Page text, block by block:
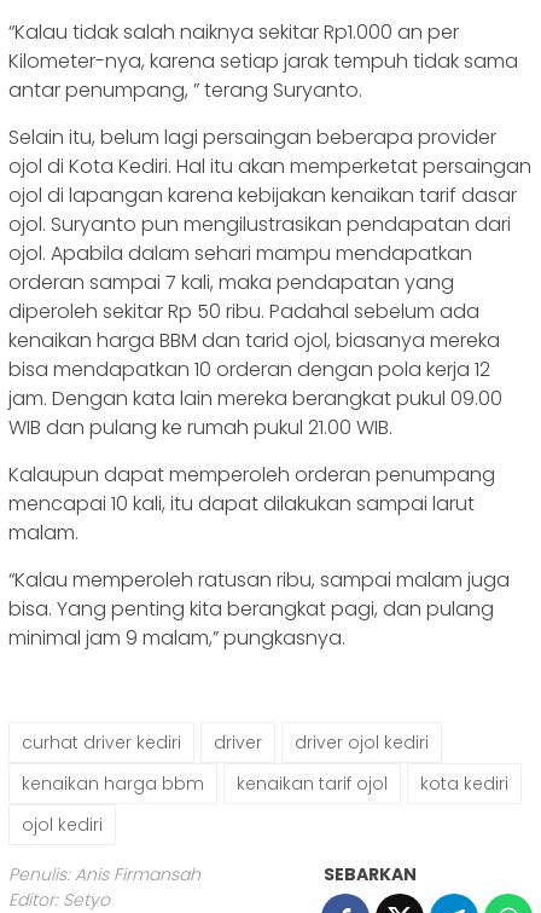
“Kalau tidak salah naiknya sekitar Rp1.000 an per
Kilometer-nya, karena setiap jarak tempuh tidak sama
antar penumpang, ” terang Suryanto.
Selain itu, belum lagi persaingan beberapa provider
ojol di Kota Kediri. Hal itu akan memperketat persaingan
ojol di lapangan karena kebijakan kenaikan tarif dasar
ojol. Suryanto pun mengilustrasikan pendapatan dari
ojol. Apabila dalam sehari mampu mendapatkan
orderan sampai 7 kali, maka pendapatan yang
diperoleh sekitar Rp 50 ribu. Padahal sebelum ada
kenaikan harga BBM dan tarid ojol, biasanya mereka
bisa mendapatkan 10 orderan dengan pola kerja 12
jam. Dengan kata lain mereka berangkat pukul 09.00
WIB dan pulang ke rumah pukul 21.00 WIB.
Kalaupun dapat memperoleh orderan penumpang
mencapai 10 kali, itu dapat dilakukan sampai larut
malam.
“Kalau memperoleh ratusan ribu, sampai malam juga
bisa. Yang penting kita berangkat pagi, dan pulang
minimal jam 9 malam,” pungkasnya.
curhat driver kediri driver
driver ojol kediri
kenaikan harga bbm
kenaikan tarif ojol
kota kediri
ojol kediri
Penulis: Anis Firmansah
Editor: Setyo
SEBARKAN